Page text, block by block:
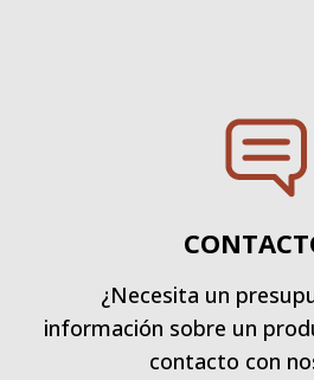
¿Necesita un
información sobre un
contacto con